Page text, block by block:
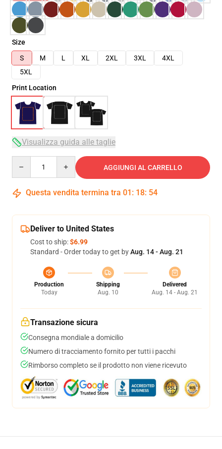
Size
S
M L XL 2XL 3XL
4XL
5XL
Print Location
Visualizza guida alle taglie
AGGIUNGI AL CARRELLO
Questa vendita termina tra 01 : 18: 54
Deliver to United States
Cost to ship:$6.99
Standard - Order today to get byAug. 14 - Aug. 21
Production
Today
Shipping
Aug. 10
Delivered
Aug. 14 - Aug. 21
Transazione sicura
Consegna mondiale a domicilio
Numero di tracciamento fornito per tutti i pacchi
Rimborso completo se il prodotto non viene ricevuto